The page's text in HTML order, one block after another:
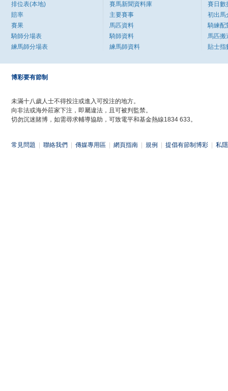
排位表(本地)
賠率
賽果
騎師分場表
練馬師分場表
賽馬新聞資料庫
主要賽事
馬匹資料
騎師資料
練馬師資料
賽日數
初出馬
騎練配
馬匹搬
貼士指
博彩要有節制
未滿十八歲人士不得投注或進入可投注的地方。
向非法或海外莊家下注，即屬違法，且可被判監禁。
切勿沉迷賭博，如需尋求輔導協助，可致電平和基金熱線1834 633。
常見問題 聯絡我們 傳媒專用區 網頁指南 規例 提倡有節制博彩 私